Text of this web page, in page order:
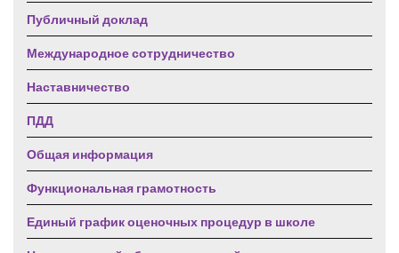
Публичный доклад
Международное сотрудничество
Наставничество
ПДД
Общая информация
Функциональная грамотность
Единый график оценочных процедур в школе